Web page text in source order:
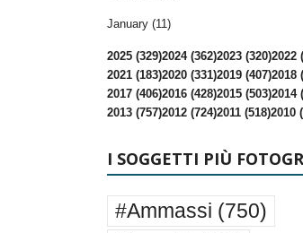
January (11)
2025 (329)2024 (362)2023 (320)2022
2021 (183)2020 (331)2019 (407)2018
2017 (406)2016 (428)2015 (503)2014
2013 (757)2012 (724)2011 (518)2010
I SOGGETTI PIÙ
#Ammassi (750)